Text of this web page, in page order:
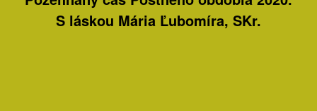
S láskou Mária Ľubomíra, SKr.